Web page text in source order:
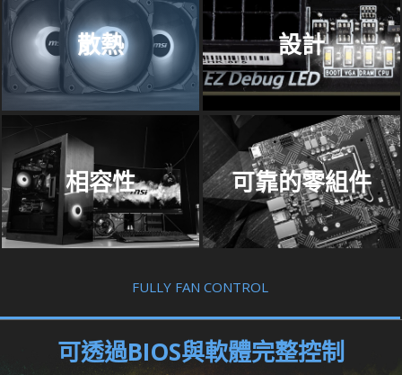
散熱 設計
相容性 可靠的零組件
FULLY FAN CONTROL
可透過BIOS與軟體完整控制